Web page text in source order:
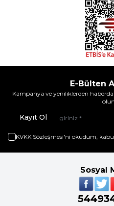
E-Bülten
Kampanya ve yeniliklerden
Kayıt Ol
KVKK Sözleşmesi'ni okudum,
Sosyal